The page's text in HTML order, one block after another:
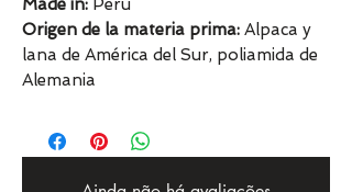
Made in: Peru
Origen de la materia prima: Alpaca y
lana de América del Sur, poliamida de
Alemania